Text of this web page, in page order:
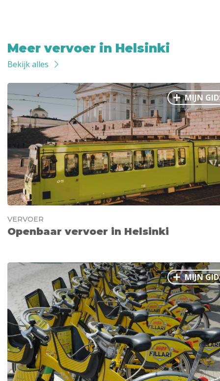
Meer vervoer in Helsinki
Bekijk alles
MIJN
VERVOER
Openbaar vervoer in Helsinki
MIJN